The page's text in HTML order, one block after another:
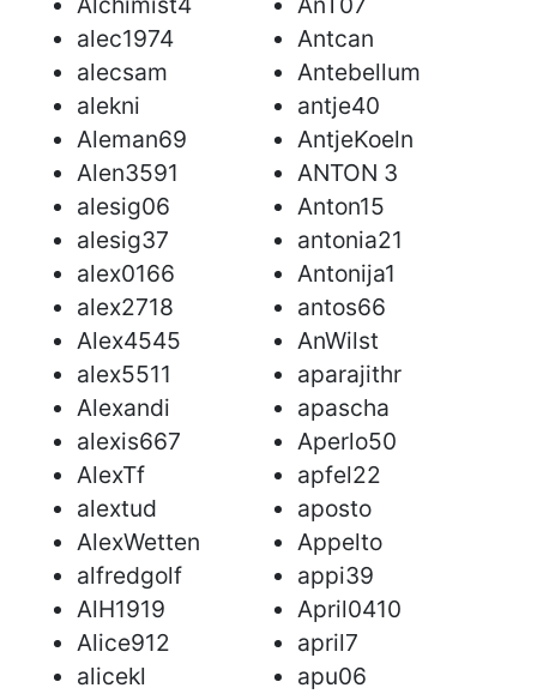
alec1974
alecsam
alekni
Aleman69
Alen3591
alesig06
alesig37
alex0166
alex2718
Alex4545
alex5511
Alexandi
alexis667
AlexTf
alextud
AlexWetten
alfredgolf
AlH1919
Alice912
alicekl
Antcan
Antebellum
antje40
AntjeKoeln
ANTON 3
Anton15
antonia21
Antonija1
antos66
AnWilst
aparajithr
apascha
Aperlo50
apfel22
aposto
Appelto
appi39
April0410
april7
apu06